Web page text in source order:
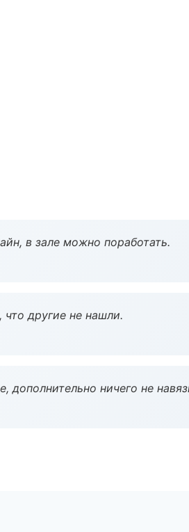
в зале можно поработать.
другие не нашли.
дополнительно ничего не